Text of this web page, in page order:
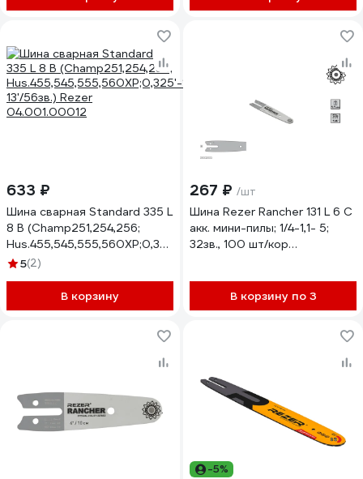
633 ₽
Шина сварная Standard 335 L
8 B (Champ251,254,256;
Hus.455,545,555,560XP;0,325'-1.5-
13'/56зв.) Rezer
5(2)
В корзину
267 ₽ /шт
Шина Rezer Rancher 131 L 6 C
акк. мини-пилы; 1/4-1,1- 5;
32зв., 100 шт/кор
В корзину по 3
-5%